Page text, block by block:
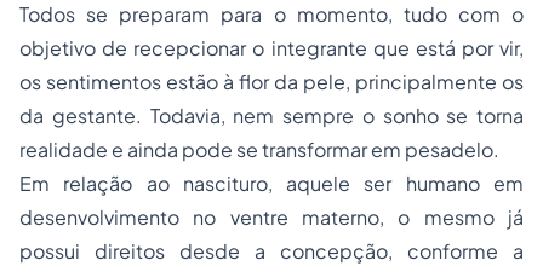
Todos se preparam para o momento, tudo com o
objetivo de recepcionar o integrante que está por vir,
os sentimentos estão à flor da pele, principalmente os
da gestante. Todavia, nem sempre o sonho se torna
realidade e ainda pode se transformar em pesadelo.
Em relação ao nascituro, aquele ser humano em
desenvolvimento no ventre materno, o mesmo já
possui direitos desde a concepção, conforme a